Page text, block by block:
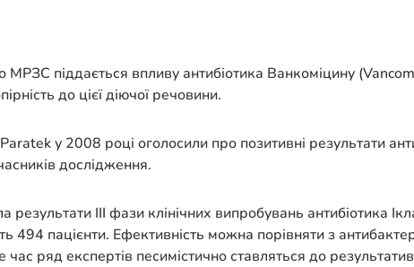
піддається впливу антибіотика Ванкоміцину
до цієї діючої речовини.
у 2008 році оголосили про позитивні результати
дослідження.
ІІІ фази клінічних випробувань антибіотика
494 пацієнти. Ефективність можна порівняти з
ряд експертів песимістично ставляться до